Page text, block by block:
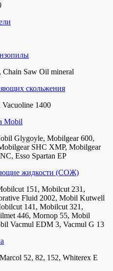
Saw Oil mineral
скольжения
1400
Mobil
Glygoyle, Mobilgear 600,
SHC XMP, Mobilgear
Esso Spartan EP
жидкости (СОЖ)
151, Mobilcut 231,
Fluid 2002, Mobil Kutwell
141, Mobilcut 321,
446, Mornop 55, Mobil
Vacmul EDM 3, Vacmul G 13
52, 82, 152, Whiterex E